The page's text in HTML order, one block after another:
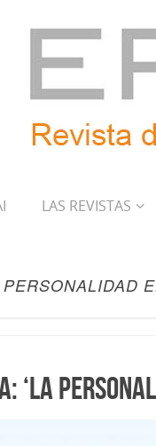
LAS REVISTAS
‘La